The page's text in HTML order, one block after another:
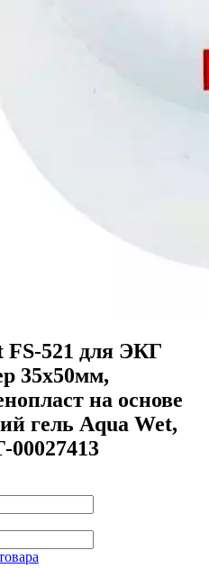
FS-521 для ЭКГ
35х50мм,
на основе
гель Aqua Wet,